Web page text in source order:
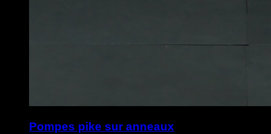
Pompes pike sur anneaux